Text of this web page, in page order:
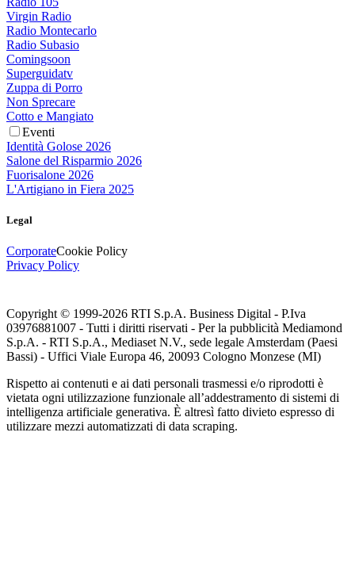
Virgin Radio
Radio Montecarlo
Radio Subasio
Comingsoon
Superguidatv
Zuppa di Porro
Non Sprecare
Cotto e Mangiato
Eventi
Identità Golose 2026
Salone del Risparmio 2026
Fuorisalone 2026
L'Artigiano in Fiera 2025
Legal
CorporateCookie Policy
Privacy Policy
Copyright © 1999-2026 RTI S.p.A. Business Digital - P.Iva
03976881007 - Tutti i diritti riservati - Per la pubblicità Mediamond
S.p.A. - RTI S.p.A., Mediaset N.V., sede legale Amsterdam (Paesi
Bassi) - Uffici Viale Europa 46, 20093 Cologno Monzese (MI)
Rispetto ai contenuti e ai dati personali trasmessi e/o riprodotti è
vietata ogni utilizzazione funzionale all’addestramento di sistemi di
intelligenza artificiale generativa. È altresì fatto divieto espresso di
utilizzare mezzi automatizzati di data scraping.